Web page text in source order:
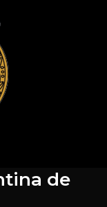
de